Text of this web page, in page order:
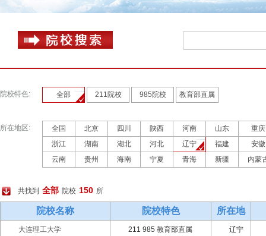
院校特色: 全部 211院校 985院校 教育部直属
所在地区: 全国 北京 四川 陕西 河南 山东
重庆
浙江
湖南 湖北 河北 辽宁 福建
安徽
云南
贵州 海南 宁夏 青海 新疆 内蒙
共找到 全部 院校 150 所
院校名称 院校特色 所在地
大连理工大学 211 985 教育部直属 辽宁